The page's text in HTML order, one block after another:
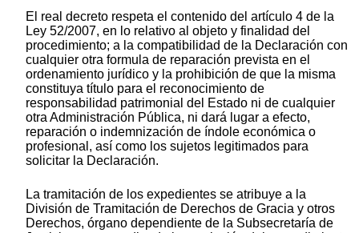
El real decreto respeta el contenido del artículo 4 de la
Ley 52/2007, en lo relativo al objeto y finalidad del
procedimiento; a la compatibilidad de la Declaración con
cualquier otra formula de reparación prevista en el
ordenamiento jurídico y la prohibición de que la misma
constituya título para el reconocimiento de
responsabilidad patrimonial del Estado ni de cualquier
otra Administración Pública, ni dará lugar a efecto,
reparación o indemnización de índole económica o
profesional, así como los sujetos legitimados para
solicitar la Declaración.
La tramitación de los expedientes se atribuye a la
División de Tramitación de Derechos de Gracia y otros
Derechos, órgano dependiente de la Subsecretaría de